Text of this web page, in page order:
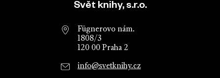
Patička webu
Svět knihy, s.r.o.
Fügnerovo nám.
1808/3
120 00 Praha 2
info@svetknihy.cz